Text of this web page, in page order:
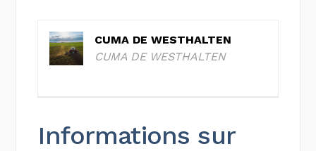
CUMA DE WESTHALTEN
CUMA DE WESTHALTEN
Informations sur